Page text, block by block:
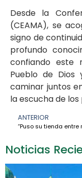
Noticias
Desde la
(CEAMA), se
signo de
profundo
confiando este
Pueblo de
caminar juntos
la escucha de
ANTERIOR